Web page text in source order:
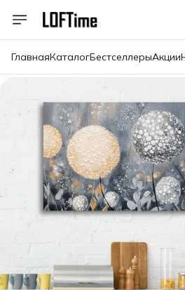
ГлавнаяКаталогБестселлерыАкции